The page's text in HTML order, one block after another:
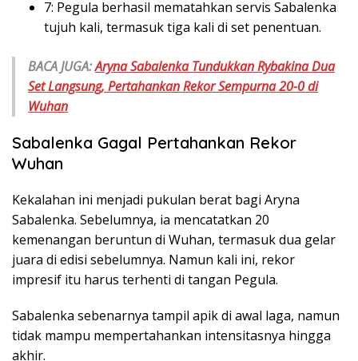
7: Pegula berhasil mematahkan servis Sabalenka
tujuh kali, termasuk tiga kali di set penentuan.
BACA JUGA:Aryna Sabalenka Tundukkan Rybakina Dua
Set Langsung, Pertahankan Rekor Sempurna 20-0 di
Wuhan
Sabalenka Gagal Pertahankan Rekor
Wuhan
Kekalahan ini menjadi pukulan berat bagi Aryna
Sabalenka. Sebelumnya, ia mencatatkan 20
kemenangan beruntun di Wuhan, termasuk dua gelar
juara di edisi sebelumnya. Namun kali ini, rekor
impresif itu harus terhenti di tangan Pegula.
Sabalenka sebenarnya tampil apik di awal laga, namun
tidak mampu mempertahankan intensitasnya hingga
akhir.